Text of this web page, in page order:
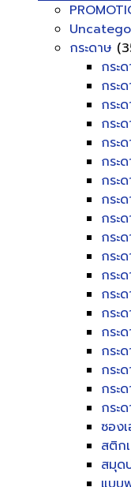
กระดาษ
กระ
กระ
กระ
กระ
กระ
กระ
กระ
กระ
กระ
กระ
กระ
กระ
กระ
กระ
กระ
กระ
กระ
กระ
กระ
ซอง
สติก
สมุด